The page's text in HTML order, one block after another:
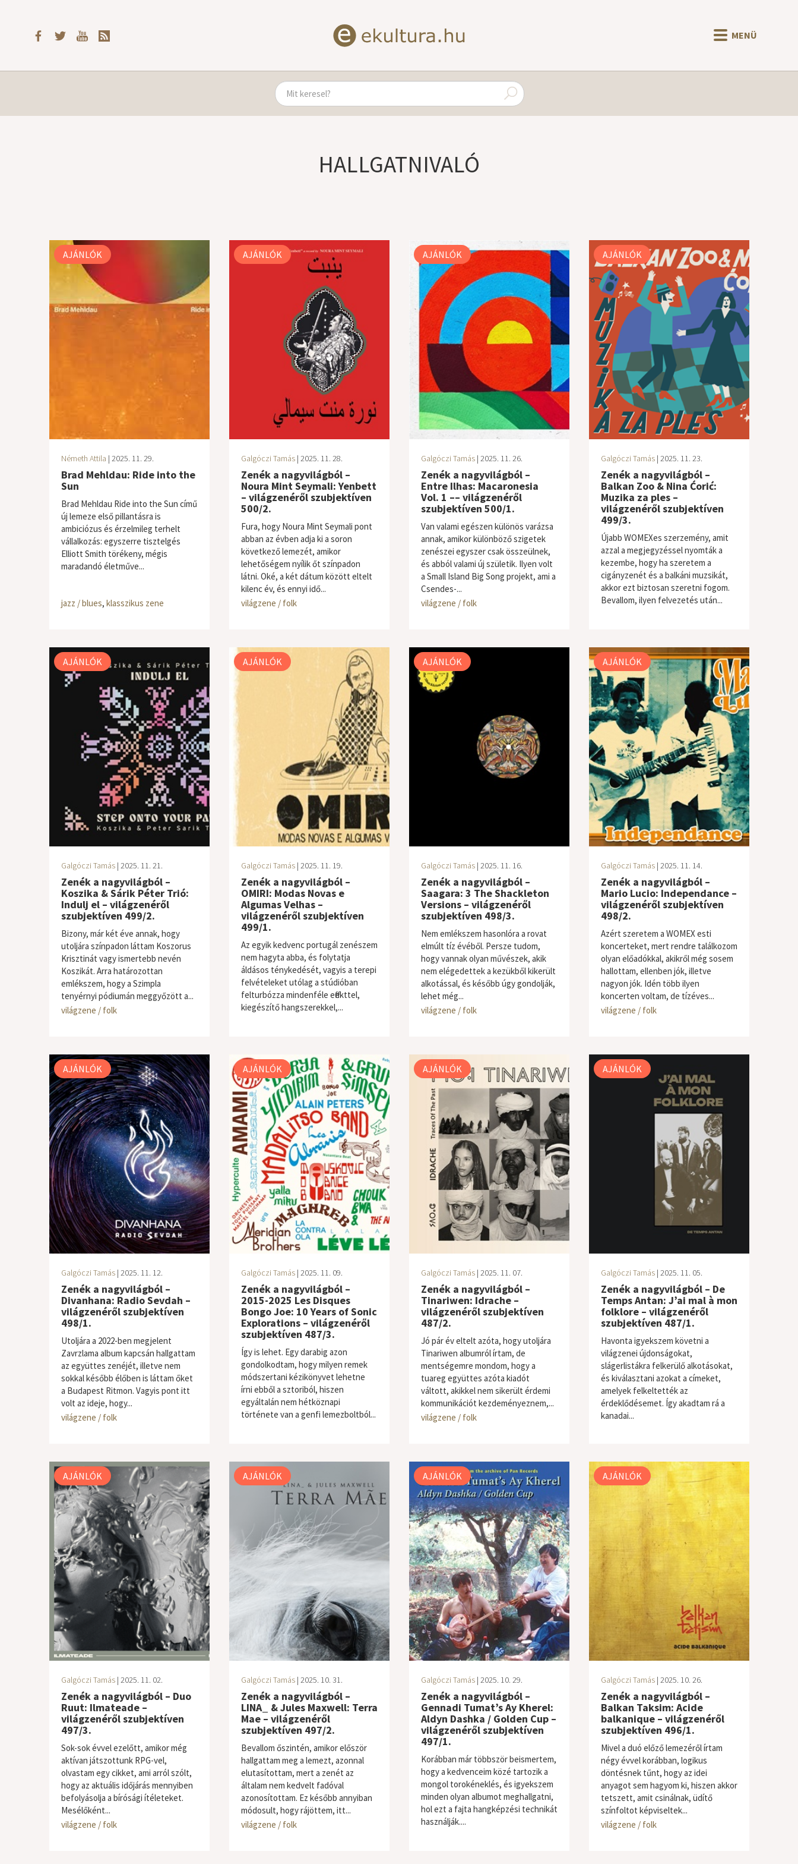
MENÜ
HALLGATNIVALÓ
AJÁNLÓK
Németh Attila | 2025. 11. 29.
Brad Mehldau: Ride into the
Sun
Brad Mehldau Ride into the Sun című
új lemeze első pillantásra is
ambiciózus és érzelmileg terhelt
vállalkozás: egyszerre tisztelgés
Elliott Smith törékeny, mégis
maradandó életműve...
jazz / blues, klasszikus zene
AJÁNLÓK
Galgóczi Tamás| 2025. 11. 28.
Zenék a nagyvilágból –
Noura Mint Seymali: Yenbett
– világzenéről szubjektíven
500/2.
Fura, hogy Noura Mint Seymali pont
abban az évben adja ki a soron
következő lemezét, amikor
lehetőségem nyílik őt színpadon
látni. Oké, a két dátum között eltelt
kilenc év, és ennyi idő...
világzene / folk
AJÁNLÓK
Galgóczi Tamás| 2025. 11. 26.
Zenék a nagyvilágból –
Entre Ilhas: Macaronesia
Vol. 1 –– világzenéről
szubjektíven 500/1.
Van valami egészen különös varázsa
annak, amikor különböző szigetek
zenészei egyszer csak összeülnek,
és abból valami új születik. Ilyen volt
a Small Island Big Song projekt, ami a
Csendes-...
világzene / folk
AJÁNLÓK
Galgóczi Tamás| 2025. 11. 23.
Zenék a nagyvilágból –
Balkan Zoo & Nina Ćorić:
Muzika za ples –
világzenéről szubjektíven
499/3.
Újabb WOMEXes szerzemény, amit
azzal a megjegyzéssel nyomták a
kezembe, hogy ha szeretem a
cigányzenét és a balkáni muzsikát,
akkor ezt biztosan szeretni fogom.
Bevallom, ilyen felvezetés után...
világzene / folk
AJÁNLÓK
Galgóczi Tamás| 2025. 11. 21.
Zenék a nagyvilágból –
Koszika & Sárik Péter Trió:
Indulj el – világzenéről
szubjektíven 499/2.
Bizony, már két éve annak, hogy
utoljára színpadon láttam Koszorus
Krisztinát vagy ismertebb nevén
Koszikát. Arra határozottan
emlékszem, hogy a Szimpla
tenyérnyi pódiumán meggyőzött a...
világzene / folk
AJÁNLÓK
Galgóczi Tamás| 2025. 11. 19.
Zenék a nagyvilágból –
OMIRI: Modas Novas e
Algumas Velhas –
világzenéről szubjektíven
499/1.
Az egyik kedvenc portugál zenészem
nem hagyta abba, és folytatja
áldásos ténykedését, vagyis a terepi
felvételeket utólag a stúdióban
felturbózza mindenféle effekttel,
kiegészítő hangszerekkel,...
világzene / folk
AJÁNLÓK
Galgóczi Tamás| 2025. 11. 16.
Zenék a nagyvilágból –
Saagara: 3 The Shackleton
Versions – világzenéről
szubjektíven 498/3.
Nem emlékszem hasonlóra a rovat
elmúlt tíz évéből. Persze tudom,
hogy vannak olyan művészek, akik
nem elégedettek a kezükből kikerült
alkotással, és később úgy gondolják,
lehet még...
világzene / folk
AJÁNLÓK
Galgóczi Tamás| 2025. 11. 14.
Zenék a nagyvilágból –
Mario Lucio: Independance –
világzenéről szubjektíven
498/2.
Azért szeretem a WOMEX esti
koncerteket, mert rendre találkozom
olyan előadókkal, akikről még sosem
hallottam, ellenben jók, illetve
nagyon jók. Idén több ilyen
koncerten voltam, de tízéves...
világzene / folk
AJÁNLÓK
Galgóczi Tamás| 2025. 11. 12.
Zenék a nagyvilágból –
Divanhana: Radio Sevdah –
világzenéről szubjektíven
498/1.
Utoljára a 2022-ben megjelent
Zavrzlama album kapcsán hallgattam
az együttes zenéjét, illetve nem
sokkal később élőben is láttam őket
a Budapest Ritmon. Vagyis pont itt
volt az ideje, hogy...
világzene / folk
AJÁNLÓK
Galgóczi Tamás| 2025. 11. 09.
Zenék a nagyvilágból –
2015-2025 Les Disques
Bongo Joe: 10 Years of Sonic
Explorations – világzenéről
szubjektíven 487/3.
Így is lehet. Egy darabig azon
gondolkodtam, hogy milyen remek
módszertani kézikönyvet lehetne
írni ebből a sztoriból, hiszen
egyáltalán nem hétköznapi
története van a genfi lemezboltból...
világzene / folk
AJÁNLÓK
Galgóczi Tamás| 2025. 11. 07.
Zenék a nagyvilágból –
Tinariwen: Idrache –
világzenéről szubjektíven
487/2.
Jó pár év eltelt azóta, hogy utoljára
Tinariwen albumról írtam, de
mentségemre mondom, hogy a
tuareg együttes azóta kiadót
váltott, akikkel nem sikerült érdemi
kommunikációt kezdeményeznem,...
világzene / folk
AJÁNLÓK
Galgóczi Tamás| 2025. 11. 05.
Zenék a nagyvilágból – De
Temps Antan: J’ai mal à mon
folklore – világzenéről
szubjektíven 487/1.
Havonta igyekszem követni a
világzenei újdonságokat,
slágerlistákra felkerülő alkotásokat,
és kiválasztani azokat a címeket,
amelyek felkeltették az
érdeklődésemet. Így akadtam rá a
kanadai...
világzene / folk
AJÁNLÓK
Galgóczi Tamás| 2025. 11. 02.
Zenék a nagyvilágból – Duo
Ruut: Ilmateade –
világzenéről szubjektíven
497/3.
Sok-sok évvel ezelőtt, amikor még
aktívan játszottunk RPG-vel,
olvastam egy cikket, ami arról szólt,
hogy az aktuális időjárás mennyiben
befolyásolja a bírósági ítéleteket.
Mesélőként...
világzene / folk
AJÁNLÓK
Galgóczi Tamás| 2025. 10. 31.
Zenék a nagyvilágból –
LINA_ & Jules Maxwell: Terra
Mae – világzenéről
szubjektíven 497/2.
Bevallom őszintén, amikor először
hallgattam meg a lemezt, azonnal
elutasítottam, mert a zenét az
általam nem kedvelt fadóval
azonosítottam. Ez később annyiban
módosult, hogy rájöttem, itt...
világzene / folk
AJÁNLÓK
Galgóczi Tamás| 2025. 10. 29.
Zenék a nagyvilágból –
Gennadi Tumat’s Ay Kherel:
Aldyn Dashka / Golden Cup –
világzenéről szubjektíven
497/1.
Korábban már többször beismertem,
hogy a kedvenceim közé tartozik a
mongol torokéneklés, és igyekszem
minden olyan albumot meghallgatni,
hol ezt a fajta hangképzési technikát
használják....
világzene / folk
AJÁNLÓK
Galgóczi Tamás| 2025. 10. 26.
Zenék a nagyvilágból –
Balkan Taksim: Acide
balkanique – világzenéről
szubjektíven 496/1.
Mivel a duó előző lemezéről írtam
négy évvel korábban, logikus
döntésnek tűnt, hogy az idei
anyagot sem hagyom ki, hiszen akkor
tetszett, amit csinálnak, üdítő
színfoltot képviseltek...
világzene / folk